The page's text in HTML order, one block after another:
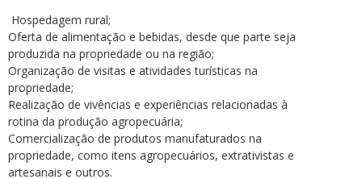
Hospedagem rural;
Oferta de alimentação e bebidas, desde que parte seja
produzida na propriedade ou na região;
Organização de visitas e atividades turísticas na
propriedade;
Realização de vivências e experiências relacionadas à
rotina da produção agropecuária;
Comercialização de produtos manufaturados na
propriedade, como itens agropecuários, extrativistas e
artesanais e outros.